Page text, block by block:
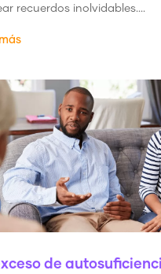
recuerdos inolvidables....
de